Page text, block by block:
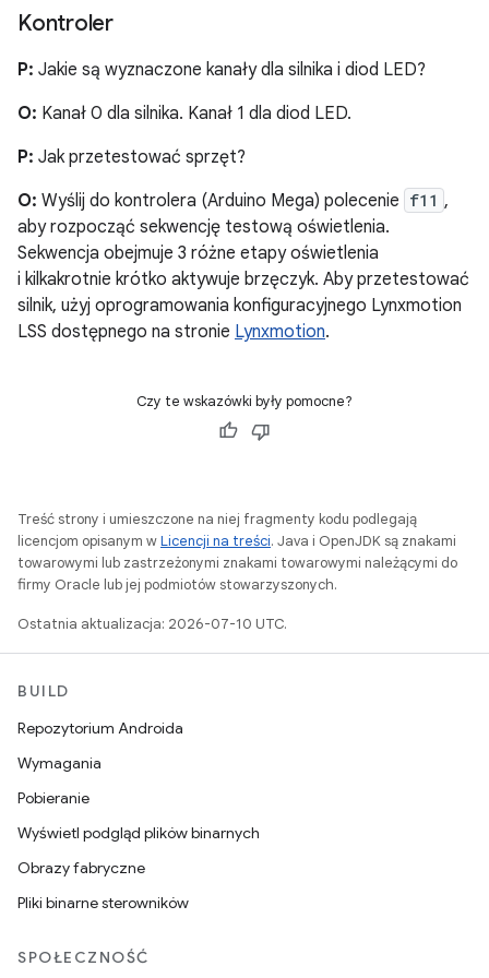
Kontroler
P: Jakie są wyznaczone kanały dla silnika i diod LED?
O: Kanał 0 dla silnika. Kanał 1 dla diod LED.
P: Jak przetestować sprzęt?
O: Wyślij do kontrolera (Arduino Mega) polecenie f11 ,
aby rozpocząć sekwencję testową oświetlenia.
Sekwencja obejmuje 3 różne etapy oświetlenia
i kilkakrotnie krótko aktywuje brzęczyk. Aby przetestować
silnik, użyj oprogramowania konfiguracyjnego Lynxmotion
LSS dostępnego na stronie Lynxmotion.
Czy te wskazówki były pomocne?
Treść strony i umieszczone na niej fragmenty kodu podlegają
licencjom opisanym wLicencji na treści. Java i OpenJDK są znakami
towarowymi lub zastrzeżonymi znakami towarowymi należącymi do
firmy Oracle lub jej podmiotów stowarzyszonych.
Ostatnia aktualizacja: 2026-07-10 UTC.
BUILD
Repozytorium Androida
Wymagania
Pobieranie
Wyświetl podgląd plików binarnych
Obrazy fabryczne
Pliki binarne sterowników
SPOŁECZNOŚĆ